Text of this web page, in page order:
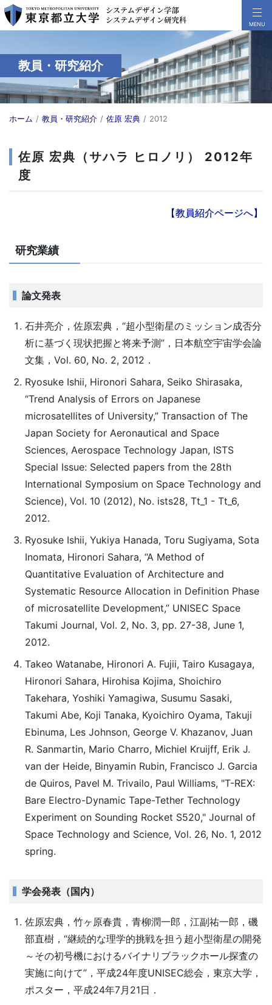
教員・研究紹介
ホーム 教員・研究紹介 佐原 宏典 2012
佐原 宏典（サハラ ヒロノリ） 2012年
度
【教員紹介ページへ】
研究業績
論文発表
石井亮介，佐原宏典，“超小型衛星のミッション成否分
析に基づく現状把握と将来予測”，日本航空宇宙学会論
文集，Vol. 60, No. 2, 2012．
Ryosuke Ishii, Hironori Sahara, Seiko Shirasaka,
“Trend Analysis of Errors on Japanese
microsatellites of University,” Transaction of The
Japan Society for Aeronautical and Space
Sciences, Aerospace Technology Japan, ISTS
Special Issue: Selected papers from the 28th
International Symposium on Space Technology and
Science), Vol. 10 (2012), No. ists28, Tt_1 - Tt_6,
2012.
Ryosuke Ishii, Yukiya Hanada, Toru Sugiyama, Sota
Inomata, Hironori Sahara, “A Method of
Quantitative Evaluation of Architecture and
Systematic Resource Allocation in Definition Phase
of microsatellite Development,” UNISEC Space
Takumi Journal, Vol. 2, No. 3, pp. 27-38, June 1,
2012.
Takeo Watanabe, Hironori A. Fujii, Tairo Kusagaya,
Hironori Sahara, Hirohisa Kojima, Shoichiro
Takehara, Yoshiki Yamagiwa, Susumu Sasaki,
Takumi Abe, Koji Tanaka, Kyoichiro Oyama, Takuji
Ebinuma, Les Johnson, George V. Khazanov, Juan
R. Sanmartin, Mario Charro, Michiel Kruijff, Erik J.
van der Heide, Binyamin Rubin, Francisco J. Garcia
de Quiros, Pavel M. Trivailo, Paul Williams, "T-REX:
Bare Electro-Dynamic Tape-Tether Technology
Experiment on Sounding Rocket S520," Journal of
Space Technology and Science, Vol. 26, No. 1, 2012
spring.
学会発表（国内）
佐原宏典，竹ヶ原春貴，青柳潤一郎，江副祐一郎，磯
部直樹，“継続的な理学的挑戦を担う超小型衛星の開発
～その初号機におけるバイナリブラックホール探査の
実施に向けて”，平成24年度UNISEC総会，東京大学，
ポスター，平成24年7月21日．